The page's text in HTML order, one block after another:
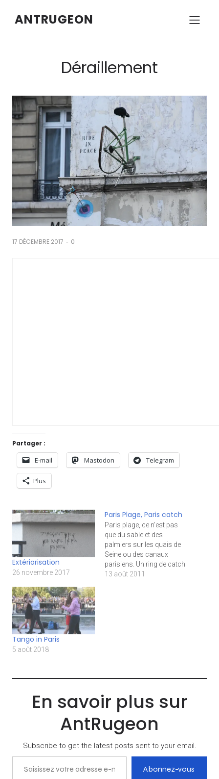
ANTRUGEON
Déraillement
17 DÉCEMBRE 2017 - 0
Partager :
E-mail Mastodon Telegram
Plus
Extériorisation
26 novembre 2017
Paris Plage, Paris catch
Paris plage, ce n’est pas
que du sable et des
palmiers sur les quais de
Seine ou des canaux
parisiens. Un ring de catch
s’est aussi installé près du
13 août 2011
Tango in Paris
5 août 2018
En savoir plus sur
AntRugeon
Subscribe to get the latest posts sent to your email.
Saisissez votre adresse e-mail…
Abonnez-vous